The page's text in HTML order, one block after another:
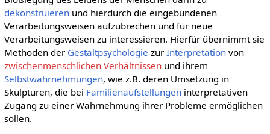
dekonstruierenund hierdurch die eingebundenen
Verarbeitungsweisen aufzubrechen und für neue
Verarbeitungsweisen zu interessieren. Hierfür übernimmt sie
Methoden der Gestaltpsychologie zur Interpretationvon
zwischenmenschlichen Verhältnissenund ihrem
Selbstwahrnehmungen, wie z.B. deren Umsetzung in
Skulpturen, die bei Familienaufstellungeninterpretativen
Zugang zu einer Wahrnehmung ihrer Probleme ermöglichen
sollen.